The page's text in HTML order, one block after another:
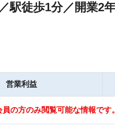
駅徒歩1分／開業2
営業利益
員の方のみ閲覧可能な情報です。